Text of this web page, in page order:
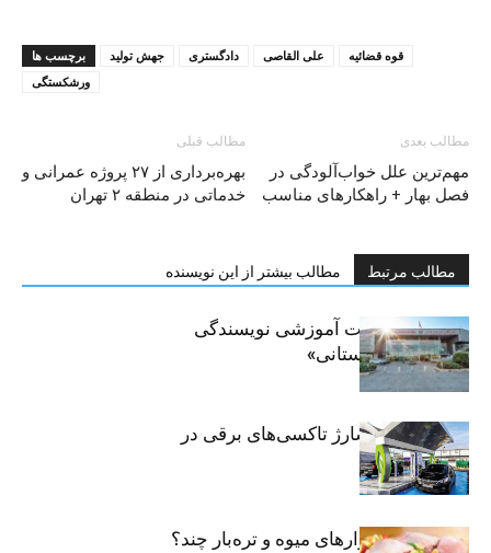
برچسب ها جهش تولید دادگستری علی القاصی
قوه قضائيه
ورشکستگی
مطالب قبلی
بهره‌برداری از ۲۷ پروژه عمرانی و
خدماتی در منطقه ۲ تهران
مطالب بعدی
مهم‌ترین علل خواب‌آلودگی در
فصل بهار + راهکارهای مناسب
مطالب مرتبط مطالب بیشتر از این نویسنده
برگزاری جلسات آموزشی نویسندگی
«زندگی‌نامه داستانی»
توسعه شبکه شارژ تاکسی‌های برقی در
پایتخت
مرغ تازه در بازارهای میوه و تره‌بار چند؟